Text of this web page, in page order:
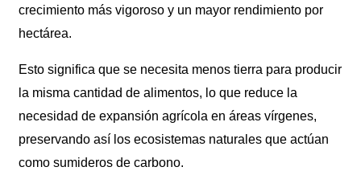
crecimiento más vigoroso y un mayor rendimiento por
hectárea.
Esto significa que se necesita menos tierra para producir
la misma cantidad de alimentos, lo que reduce la
necesidad de expansión agrícola en áreas vírgenes,
preservando así los ecosistemas naturales que actúan
como sumideros de carbono.